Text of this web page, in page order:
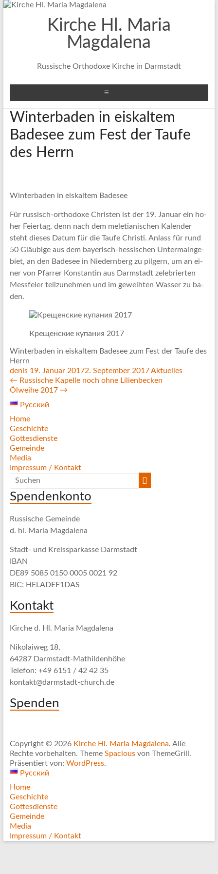
Zum
Kirche Hl. Maria
Magdalena
Russische Orthodoxe Kirche in Darmstadt
Winterbaden in eiskaltem
Badesee zum Fest der Taufe
des Herrn
Winterbaden in eiskaltem Badesee
Für rus­sisch-or­tho­do­xe Chris­ten ist der 19. Ja­nuar ein ho­
her Fei­er­tag, denn nach dem me­le­tia­ni­schen Ka­len­der
steht die­ses Da­tum für die Tau­fe Chris­ti. An­lass für rund
50 Gläu­bi­ge aus dem baye­risch-hes­si­schen Un­ter­main­ge­
biet, an den Ba­de­see in Nie­dern­berg zu pil­gern, um an ei­
ner von Pfar­rer Kon­stan­tin aus Darm­stadt ze­le­brier­ten
Mess­fei­er teil­zu­neh­men und im ge­weih­ten Was­ser zu ba­
den.
Крещенские купания 2017
Winterbaden in eiskaltem Badesee zum Fest der Taufe des
Herrn
denis 19. Januar 20172. September 2017 Aktuelles
← Russische Kapelle noch ohne Lilienbecken
Ölweihe 2017 →
Русский
Home
Geschichte
Gottesdienste
Gemeinde
Media
Impressum / Kontakt
Spendenkonto
Russische Gemeinde
d. hl. Maria Magdalena
Stadt- und Kreissparkasse Darmstadt
IBAN
DE89 5085 0150 0005 0021 92
BIC: HELADEF1DAS
Kontakt
Kirche d. Hl. Maria Magdalena
Nikolaiweg 18,
64287 Darmstadt-Mathildenhöhe
Telefon: +49 6151 / 42 42 35
kontakt@darmstadt-church.de
Spenden
Copyright © 2026 Kirche Hl. Maria Magdalena. Alle
Rechte vorbehalten. Theme Spaciousvon ThemeGrill.
Präsentiert von: WordPress.
Русский
Home
Geschichte
Gottesdienste
Gemeinde
Media
Impressum / Kontakt